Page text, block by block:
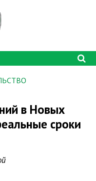
в Новых
сроки